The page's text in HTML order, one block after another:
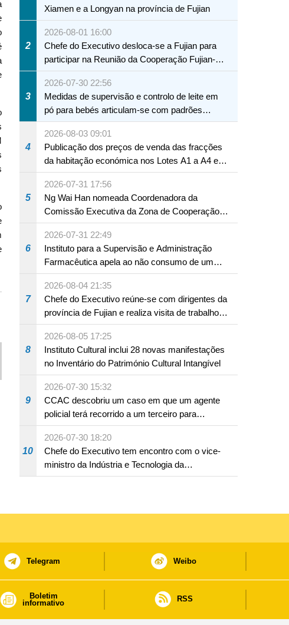
Xiamen e a Longyan na província de Fujian
2
2026-08-01 16:00
Chefe do Executivo desloca-se a Fujian para
participar na Reunião da Cooperação Fujian-
Macau
3
2026-07-30 22:56
Medidas de supervisão e controlo de leite em
pó para bebés articulam-se com padrões
internacionais Serviços interdepartamentais
envidam esforços para assegurar a saúde dos
bebés e crianças, assim como a segurança
alimentar
4
2026-08-03 09:01
Publicação dos preços de venda das fracções
da habitação económica nos Lotes A1 a A4 e
A12 da Zona A dos Novos Aterros
5
2026-07-31 17:56
Ng Wai Han nomeada Coordenadora da
Comissão Executiva da Zona de Cooperação
Aprofundada entre Guangdong e Macau em
Hengqin
6
2026-07-31 22:49
Instituto para a Supervisão e Administração
Farmacêutica apela ao não consumo de um
produto com substâncias medicamentosas
ocidentais
7
2026-08-04 21:35
Chefe do Executivo reúne-se com dirigentes da
província de Fujian e realiza visita de trabalho
em Fuzhou
8
2026-08-05 17:25
Instituto Cultural inclui 28 novas manifestações
no Inventário do Património Cultural Intangível
9
2026-07-30 15:32
CCAC descobriu um caso em que um agente
policial terá recorrido a um terceiro para
assumir por si a culpa na sequência de uma
infracção rodoviária
10
2026-07-30 18:20
Chefe do Executivo tem encontro com o vice-
ministro da Indústria e Tecnologia da
Informação
Telegram Weibo
Boletim
informativo
RSS